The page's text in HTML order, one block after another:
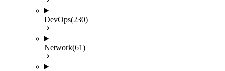
DevOps(230)
Network(61)